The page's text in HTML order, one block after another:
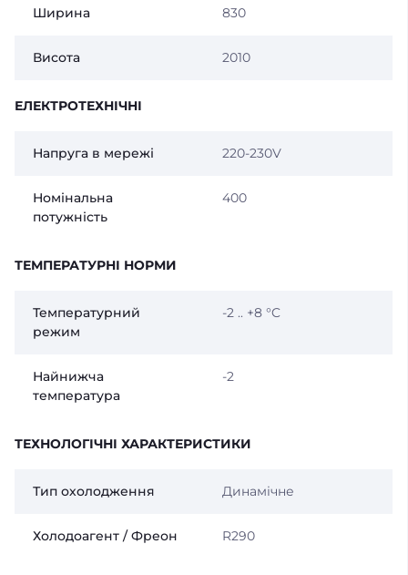
Ширина 830
Висота 2010
ЕЛЕКТРОТЕХНІЧНІ
Напруга в мережі 220-230V
Номінальна
потужність
400
ТЕМПЕРАТУРНІ НОРМИ
Температурний
режим
-2 .. +8 °C
Найнижча
температура
-2
ТЕХНОЛОГІЧНІ ХАРАКТЕРИСТИКИ
Тип охолодження Динамічне
Холодоагент / Фреон R290